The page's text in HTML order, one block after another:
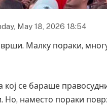
May 18, 2026 18:54
Малку пораки,
кој се бараше
Но, наместо пораки